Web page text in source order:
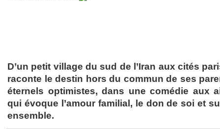
D’un petit village du sud de l’Iran aux cités
raconte le destin hors du commun de ses
éternels optimistes, dans une comédie aux
qui évoque l’amour familial, le don de soi et
ensemble.